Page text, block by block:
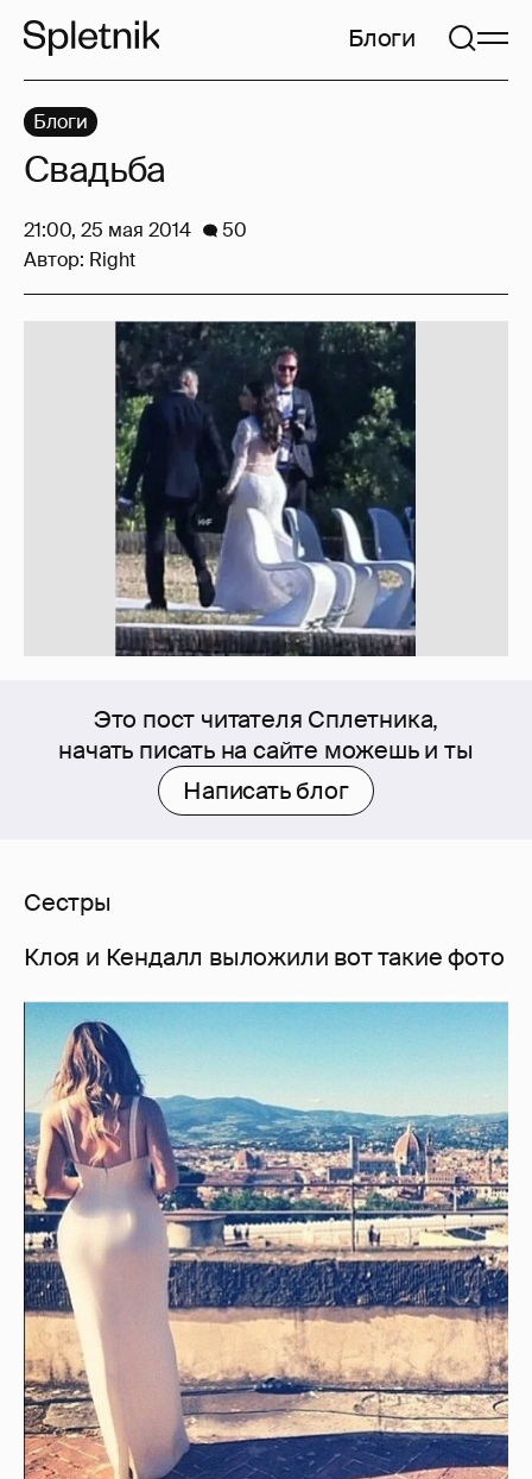
Блоги
Это пост читателя Сплетника,
начать писать на сайте можешь и ты
Написать блог
Сестры
Клоя и Кендалл выложили вот такие фото
Блоги
Свадьба
21:00, 25 мая 2014
50
Автор: Right